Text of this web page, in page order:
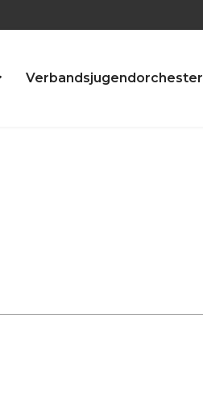
Verbandsjugendorchester